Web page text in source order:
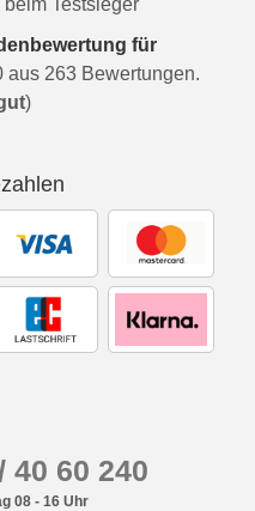
Testsieger
für
aus 263 Bewertungen.
)
40 60 240
08 - 16 Uhr